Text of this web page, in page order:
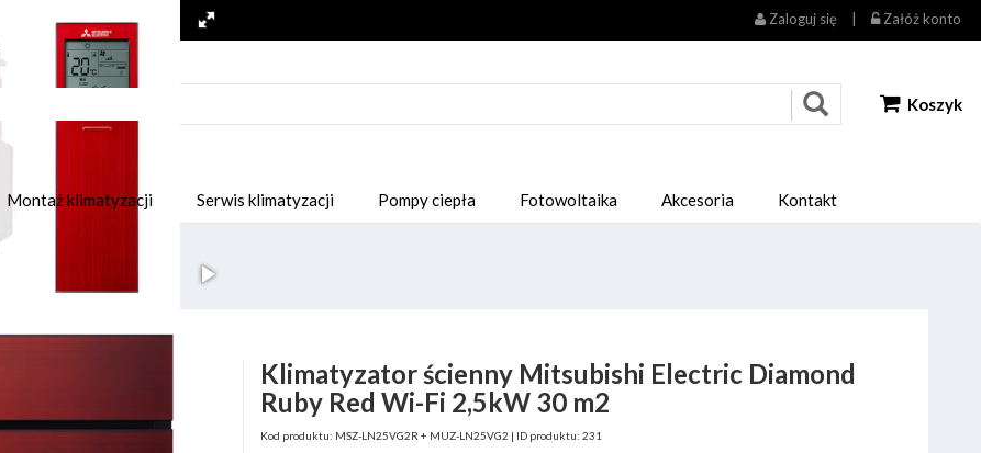
Zaloguj się Załóż konto
Koszyk
Montaż klimatyzacji Serwis klimatyzacji Pompy ciepła Fotowoltaika Akcesoria Kontakt
Klimatyzator ścienny Mitsubishi Electric Diamond
Ruby Red Wi-Fi 2,5kW 30 m2
Kod produktu: MSZ-LN25VG2R + MUZ-LN25VG2 | ID produktu: 231